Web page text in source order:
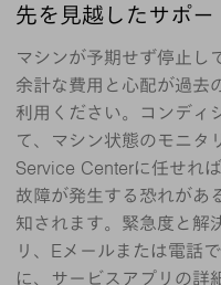
先を見越したサポー
マシンが予期せず停止し
余計な費用と心配が過去
利用ください。コンディ
て、マシン状態のモニタ
Service Centerに任せれ
故障が発生する恐れがあ
知されます。緊急度と解
リ、Eメールまたは電話
に、サービスアプリの詳